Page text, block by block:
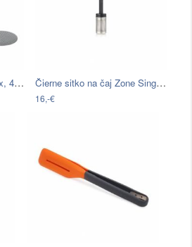
Krájač na halušky Metaltex, 40 × 9 cm Čierne sitko na čaj Zone Singles
16,-€